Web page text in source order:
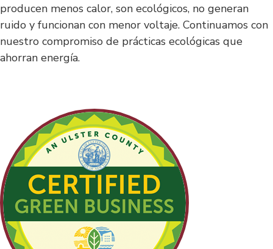
producen menos calor, son ecológicos, no generan
ruido y funcionan con menor voltaje. Continuamos con
nuestro compromiso de prácticas ecológicas que
ahorran energía.